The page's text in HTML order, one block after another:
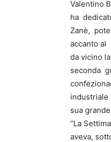
Valentino
ha
Zanè,
accanto al
da vicino
seconda
industriale
sua
“La
aveva,